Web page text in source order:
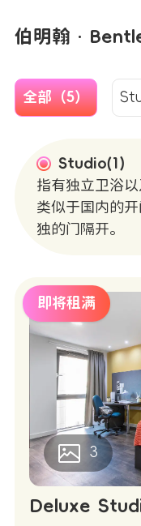
伯明翰 ·
全部（5）
Studio(1)
指有独立卫浴以
类似于国内的
独的门隔开。
即将租满
3
Deluxe